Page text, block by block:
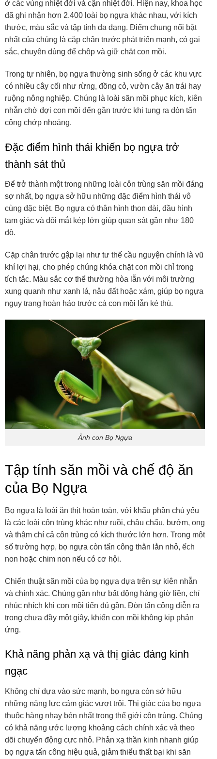
ở các vùng nhiệt đới và cận nhiệt đới. Hiện nay, khoa học
đã ghi nhận hơn 2.400 loài bọ ngựa khác nhau, với kích
thước, màu sắc và tập tính đa dạng. Điểm chung nổi bật
nhất của chúng là cặp chân trước phát triển mạnh, có gai
sắc, chuyên dùng để chộp và giữ chặt con mồi.
Trong tự nhiên, bọ ngựa thường sinh sống ở các khu vực
có nhiều cây cối như rừng, đồng cỏ, vườn cây ăn trái hay
ruộng nông nghiệp. Chúng là loài săn mồi phục kích, kiên
nhẫn chờ đợi con mồi đến gần trước khi tung ra đòn tấn
công chớp nhoáng.
Đặc điểm hình thái khiến bọ ngựa trở
thành sát thủ
Để trở thành một trong những loài côn trùng săn mồi đáng
sợ nhất, bọ ngựa sở hữu những đặc điểm hình thái vô
cùng đặc biệt. Bọ ngựa có thân hình thon dài, đầu hình
tam giác và đôi mắt kép lớn giúp quan sát gần như 180
độ.
Cặp chân trước gập lại như tư thế cầu nguyện chính là vũ
khí lợi hại, cho phép chúng khóa chặt con mồi chỉ trong
tích tắc. Màu sắc cơ thể thường hòa lẫn với môi trường
xung quanh như xanh lá, nâu đất hoặc xám, giúp bọ ngựa
ngụy trang hoàn hảo trước cả con mồi lẫn kẻ thù.
Ảnh con Bọ Ngựa
Tập tính săn mồi và chế độ ăn
của Bọ Ngựa
Bọ ngựa là loài ăn thịt hoàn toàn, với khẩu phần chủ yếu
là các loài côn trùng khác như ruồi, châu chấu, bướm, ong
và thậm chí cả côn trùng có kích thước lớn hơn. Trong một
số trường hợp, bọ ngựa còn tấn công thằn lằn nhỏ, ếch
non hoặc chim non nếu có cơ hội.
Chiến thuật săn mồi của bọ ngựa dựa trên sự kiên nhẫn
và chính xác. Chúng gần như bất động hàng giờ liền, chỉ
nhúc nhích khi con mồi tiến đủ gần. Đòn tấn công diễn ra
trong chưa đầy một giây, khiến con mồi không kịp phản
ứng.
Khả năng phản xạ và thị giác đáng kinh
ngạc
Không chỉ dựa vào sức mạnh, bọ ngựa còn sở hữu
những năng lực cảm giác vượt trội. Thị giác của bọ ngựa
thuộc hàng nhạy bén nhất trong thế giới côn trùng. Chúng
có khả năng ước lượng khoảng cách chính xác và theo
dõi chuyển động cực nhỏ. Phản xạ thần kinh nhanh giúp
bọ ngựa tấn công hiệu quả, giảm thiểu thất bại khi săn